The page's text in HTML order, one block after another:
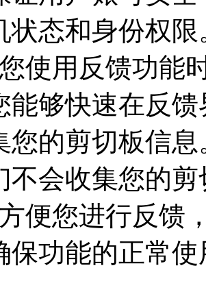
状态和身份权限
您使用反馈功
能够快速在反
您的剪切板信
不会收集您的
方便您进行反
保功能的正常